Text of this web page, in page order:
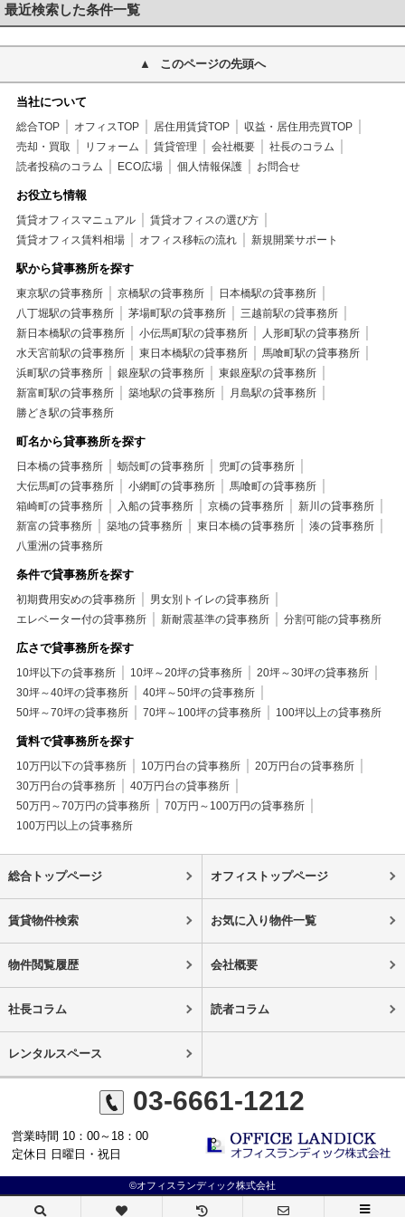
最近検索した条件一覧
このページの先頭へ
当社について
総合TOP オフィスTOP 居住用賃貸TOP
収益・居住用売買TOP
売却・買取
リフォーム 賃貸管理 会社概要
社長のコラム
読者投稿のコラム
ECO広場 個人情報保護 お問合せ
お役立ち情報
賃貸オフィスマニュアル
賃貸オフィスの選び方
賃貸オフィス賃料相場
オフィス移転の流れ 新規開業サポート
駅から貸事務所を探す
東京駅の貸事務所 京橋駅の貸事務所
日本橋駅の貸事務所
八丁堀駅の貸事務所
茅場町駅の貸事務所
三越前駅の貸事務所
新日本橋駅の貸事務所
小伝馬町駅の貸事務所
人形町駅の貸事務所
水天宮前駅の貸事務所
東日本橋駅の貸事務所
馬喰町駅の貸事務所
浜町駅の貸事務所
銀座駅の貸事務所
東銀座駅の貸事務所
新富町駅の貸事務所
築地駅の貸事務所
月島駅の貸事務所
勝どき駅の貸事務所
町名から貸事務所を探す
日本橋の貸事務所 蛎殻町の貸事務所
兜町の貸事務所
大伝馬町の貸事務所
小網町の貸事務所
馬喰町の貸事務所
箱崎町の貸事務所
入船の貸事務所 京橋の貸事務所
新川の貸事務所
新富の貸事務所
築地の貸事務所 東日本橋の貸事務所
湊の貸事務所
八重洲の貸事務所
条件で貸事務所を探す
初期費用安めの貸事務所
男女別トイレの貸事務所
エレベーター付の貸事務所
新耐震基準の貸事務所 分割可能の貸事務所
広さで貸事務所を探す
10坪以下の貸事務所 10坪～20坪の貸事務所
20坪～30坪の貸事務所
30坪～40坪の貸事務所
40坪～50坪の貸事務所
50坪～70坪の貸事務所
70坪～100坪の貸事務所 100坪以上の貸事務所
賃料で貸事務所を探す
10万円以下の貸事務所 10万円台の貸事務所
20万円台の貸事務所
30万円台の貸事務所
40万円台の貸事務所
50万円～70万円の貸事務所
70万円～100万円の貸事務所
100万円以上の貸事務所
総合トップページ オフィストップページ
賃貸物件検索 お気に入り物件一覧
物件閲覧履歴 会社概要
社長コラム 読者コラム
レンタルスペース
03-6661-1212
営業時間 10：00～18：00
定休日 日曜日・祝日
©オフィスランディック株式会社